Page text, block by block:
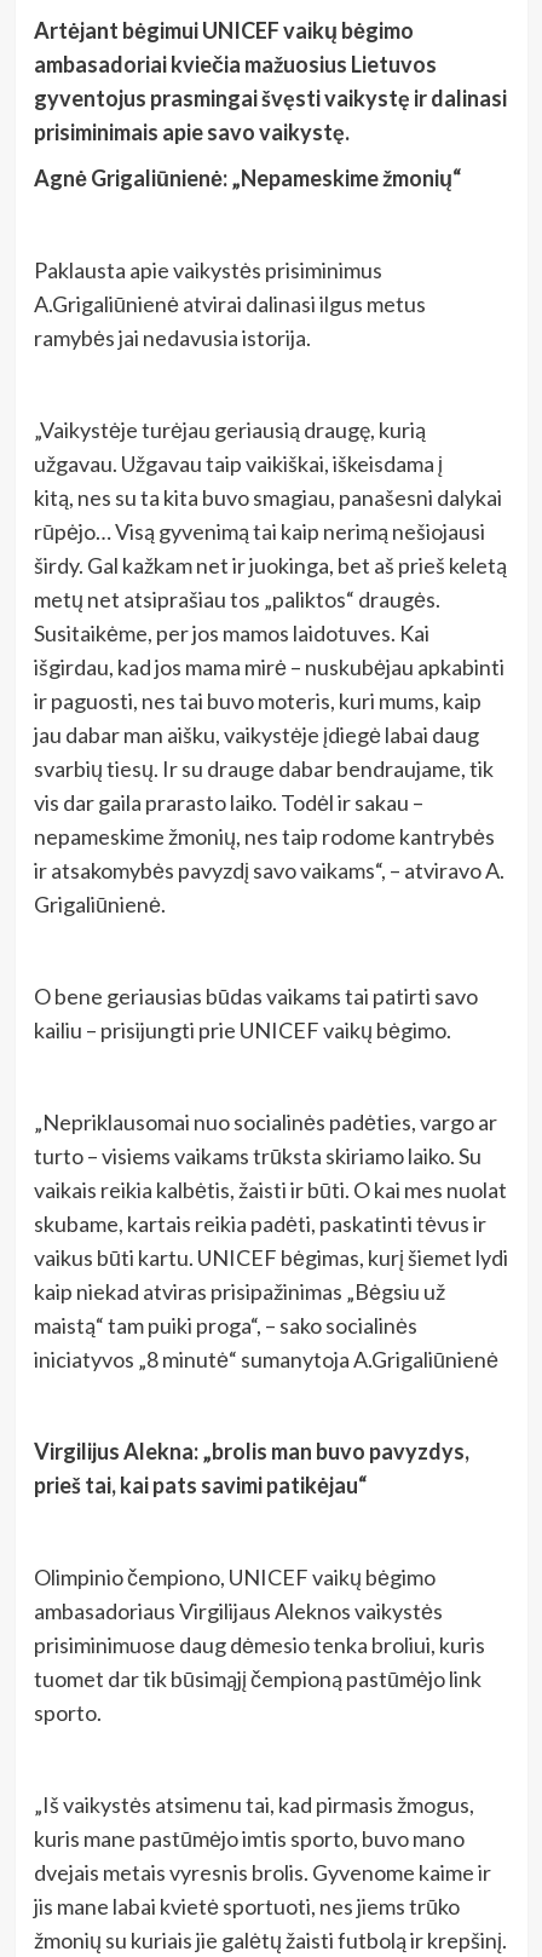
Artėjant bėgimui UNICEF vaikų bėgimo
ambasadoriai kviečia mažuosius Lietuvos
gyventojus prasmingai švęsti vaikystę ir dalinasi
prisiminimais apie savo vaikystę.
Agnė Grigaliūnienė: „Nepameskime žmonių“
Paklausta apie vaikystės prisiminimus
A.Grigaliūnienė atvirai dalinasi ilgus metus
ramybės jai nedavusia istorija.
„Vaikystėje turėjau geriausią draugę, kurią
užgavau. Užgavau taip vaikiškai, iškeisdama į
kitą, nes su ta kita buvo smagiau, panašesni dalykai
rūpėjo… Visą gyvenimą tai kaip nerimą nešiojausi
širdy. Gal kažkam net ir juokinga, bet aš prieš keletą
metų net atsiprašiau tos „paliktos“ draugės.
Susitaikėme, per jos mamos laidotuves. Kai
išgirdau, kad jos mama mirė – nuskubėjau apkabinti
ir paguosti, nes tai buvo moteris, kuri mums, kaip
jau dabar man aišku, vaikystėje įdiegė labai daug
svarbių tiesų. Ir su drauge dabar bendraujame, tik
vis dar gaila prarasto laiko. Todėl ir sakau –
nepameskime žmonių, nes taip rodome kantrybės
ir atsakomybės pavyzdį savo vaikams“, – atviravo A.
Grigaliūnienė.
O bene geriausias būdas vaikams tai patirti savo
kailiu – prisijungti prie UNICEF vaikų bėgimo.
„Nepriklausomai nuo socialinės padėties, vargo ar
turto – visiems vaikams trūksta skiriamo laiko. Su
vaikais reikia kalbėtis, žaisti ir būti. O kai mes nuolat
skubame, kartais reikia padėti, paskatinti tėvus ir
vaikus būti kartu. UNICEF bėgimas, kurį šiemet lydi
kaip niekad atviras prisipažinimas „Bėgsiu už
maistą“ tam puiki proga“, – sako socialinės
iniciatyvos „8 minutė“ sumanytoja A.Grigaliūnienė
Virgilijus Alekna: „brolis man buvo pavyzdys,
prieš tai, kai pats savimi patikėjau“
Olimpinio čempiono, UNICEF vaikų bėgimo
ambasadoriaus Virgilijaus Aleknos vaikystės
prisiminimuose daug dėmesio tenka broliui, kuris
tuomet dar tik būsimąjį čempioną pastūmėjo link
sporto.
„Iš vaikystės atsimenu tai, kad pirmasis žmogus,
kuris mane pastūmėjo imtis sporto, buvo mano
dvejais metais vyresnis brolis. Gyvenome kaime ir
jis mane labai kvietė sportuoti, nes jiems trūko
žmonių su kuriais jie galėtų žaisti futbolą ir krepšinį.